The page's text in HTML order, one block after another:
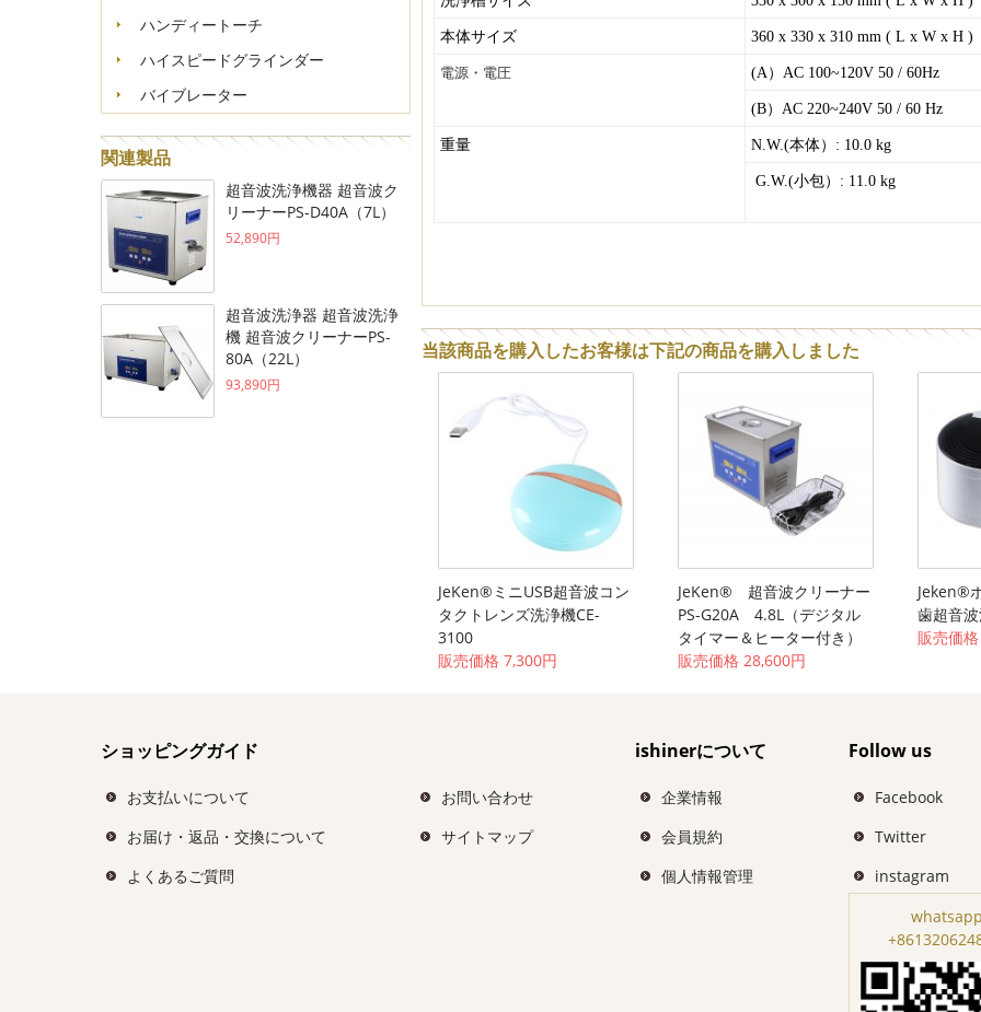
本体サイズ 360 x 330 x 310 mm ( L x W x H )
電源・電圧 (A）AC 100~120V 50 / 60Hz
(B）AC 220~240V 50 / 60 Hz
重量 N.W.(本体）: 10.0 kg
G.W.(小包）: 11.0 kg
当該商品を購入したお客様は下記の商品を購入しました
JeKen®ミニUSB超音波コン
タクトレンズ洗浄機CE-
3100
販売価格 7,300円
JeKen® 超音波クリーナー
PS-G20A 4.8L（デジタル
タイマー＆ヒーター付き）
販売価格 28,600円
Jeken®
歯超音
販売価
ハンディートーチ
ハイスピードグラインダー
バイブレーター
関連製品
超音波洗浄機器 超音波ク
リーナーPS-D40A（7L）
52,890円
超音波洗浄器 超音波洗浄
機 超音波クリーナーPS-
80A（22L）
93,890円
ショッピングガイド
お支払いについて
お届け・返品・交換について
よくあるご質問
お問い合わせ
サイトマップ
ishinerについて
企業情報
会員規約
個人情報管理
Follow us
Facebook
Twitter
instagram